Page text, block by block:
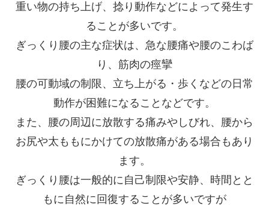
重い物の持ち上げ、捻り動作などによって発生す
ることが多いです。
ぎっくり腰の主な症状は、急な腰痛や腰のこわば
り、筋肉の痙攣
腰の可動域の制限、立ち上がる・歩くなどの日常
動作が困難になることなどです。
また、腰の周辺に放散する痛みやしびれ、腰から
お尻や太ももにかけての放散痛がある場合もあり
ます。
ぎっくり腰は一般的に自己制限や安静、時間とと
もに自然に回復することが多いですが